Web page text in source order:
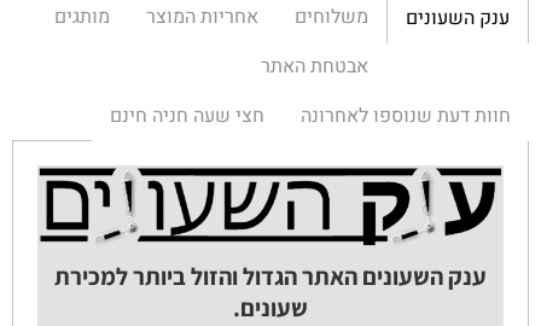
ענק השעונים משלוחים אחריות המוצר
מותגים
אבטחת האתר
חוות דעת שנוספו לאחרונה
חצי שעה חניה חינם
ענק השעונים האתר הגדול והזול ביותר למכירת
שעונים.